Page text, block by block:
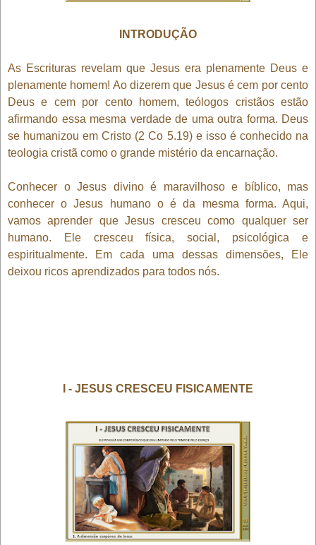
INTRODUÇÃO
As Escrituras revelam que Jesus era plenamente Deus e
plenamente homem! Ao dizerem que Jesus é cem por cento
Deus e cem por cento homem, teólogos cristãos estão
afirmando essa mesma verdade de uma outra forma. Deus
se humanizou em Cristo (2 Co 5.19) e isso é conhecido na
teologia cristã como o grande mistério da encarnação.
Conhecer o Jesus divino é maravilhoso e bíblico, mas
conhecer o Jesus humano o é da mesma forma. Aqui,
vamos aprender que Jesus cresceu como qualquer ser
humano. Ele cresceu física, social, psicológica e
espiritualmente. Em cada uma dessas dimensões, Ele
deixou ricos aprendizados para todos nós.
I - JESUS CRESCEU FISICAMENTE